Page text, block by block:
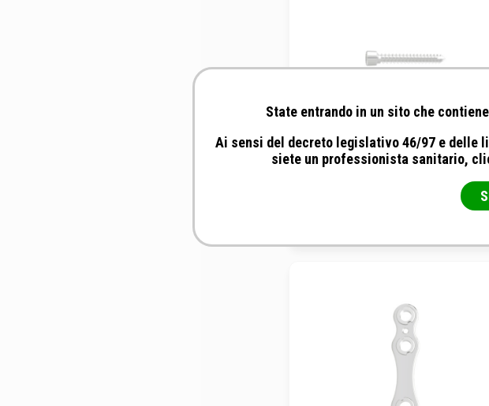
Fixin - Fixin serie Mini - Viti
autobloccanti con ø 1.9 mm
State entrando in un sito che
Ai sensi del decreto legislativo 46/97 e delle
siete un professionista sanitario,